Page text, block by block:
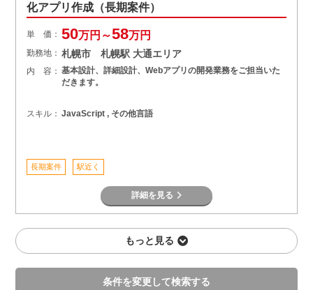
化アプリ作成（長期案件）
単 価： 50万円～58万円
勤務地： 札幌市 札幌駅 大通エリア
内 容： 基本設計、詳細設計、Webアプリの開発業務をご担当いた
だきます。
スキル： JavaScript , その他言語
長期案件 駅近く
詳細を見る
もっと見る
条件を変更して検索する